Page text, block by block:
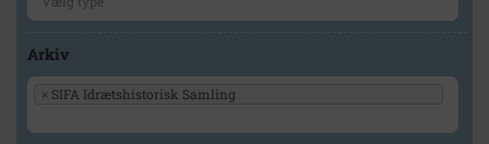
Arkiv
× SIFA Idrætshistorisk Samling